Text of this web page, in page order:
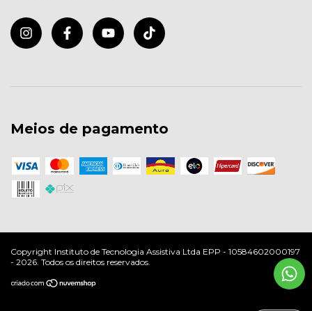
Meios de pagamento
Copyright Instituto de Tecnologia Assistiva Ltda EPP - 10584602000197
- 2026. Todos os direitos reservados.